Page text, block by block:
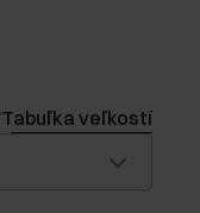
Tabuľka veľkostí